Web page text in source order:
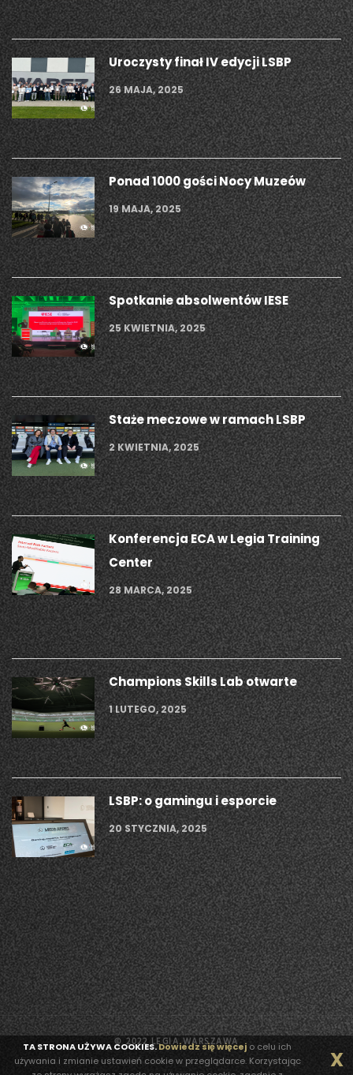
Uroczysty finał IV edycji LSBP
26 MAJA, 2025
Ponad 1000 gości Nocy Muzeów
19 MAJA, 2025
Spotkanie absolwentów IESE
25 KWIETNIA, 2025
Staże meczowe w ramach LSBP
2 KWIETNIA, 2025
Konferencja ECA w Legia Training
Center
28 MARCA, 2025
Champions Skills Lab otwarte
1 LUTEGO, 2025
LSBP: o gamingu i esporcie
20 STYCZNIA, 2025
© 2022 LEGIA WARSZAWA
TA STRONA UŻYWA COOKIES.Dowiedz się więcej o celu ich
używania i zmianie ustawień cookie w przeglądarce. Korzystając
X